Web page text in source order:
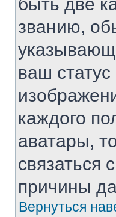
званию,
ваш
каждого
аватары,
связаться
причины
Вернуться